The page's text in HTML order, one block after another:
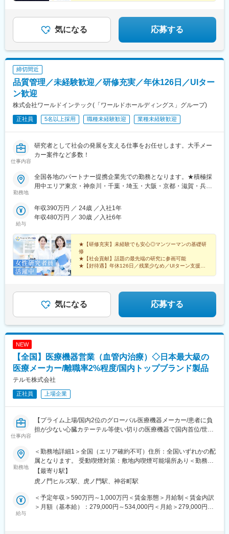
◎カジュアル面談も対応しています。お気軽にご相談く
ださい。
気になる 応募する
締切間近
品質管理／未経験歓迎／研修充実／年休126日／UIター
ン歓迎
株式会社ワールドインテック(「ワールドホールディングス」グループ)
正社員 5名以上採用 職種未経験歓迎 業種未経験歓迎
仕事内容
研究者として社会の発展を支える仕事をお任せします。大手メー
カー案件など多数！
勤務地
全国各地のパートナー提携企業先での勤務となります。★積極採
用中エリア東京・神奈川・千葉・埼玉・大阪・京都・滋賀・兵
プロジェクトを用意。※勤務地は希望を最大限考慮して決定しま
す。※U・Iターン歓迎！住宅補助あり（月6万7000円まで会社補
好きな場所で研究をしたい方も、ご希望をお聞かせください！詳
細は選考時にご案内いたします。【配属先企業の一例】中外製薬
株式会社中外製薬工業株式会社株式会社明治堺化学工業株式会社
日本化薬株式会社日東電工株式会社 豊橋事業所ニプロファーマ株
式会社 大舘工場株式会社カネカ株式会社DNPファインケミカル宇
都宮株式会社中外医科学研究所東邦チタニウム株式会社高田製薬
化学EMS株式会社株式会社エネコート 他
給与
年収390万円 ／ 24歳 ／入社1年
年収480万円 ／ 30歳 ／入社6年
★【研修充実】未経験でも安心◎マンツーマンの基礎研
修
★【社会貢献】話題の最先端の研究に参画可能
★【好待遇】年休126日／残業少なめ／UIターン支援充
気になる 応募する
NEW
【全国】医療機器営業（血管内治療）◇日本最大級の
医療メーカー/離職率2%程度/国内トップブランド製品
テルモ株式会社
正社員 上場企業
仕事内容
【プライム上場/国内2位のグローバル医療機器メーカー/患者に負
担が少ない心臓カテーテル等使い切りの医療機器で国内首位/世界
■メインミッション：
担当エリアの病院（主に医師）に対し、当社のインターベンショ
ナルシステムズ事業（血管内治療）にて扱っている製品を提案し
ていただきます。
製品の販売、サービスの提供を通じて医療現場の改題を解決する
ことで医療に貢献し、テルモブランドを育成することがミッショ
勤務地
＜勤務地詳細1＞全国（エリア確約不可）住所：全国いずれかの配
属となります。 受動喫煙対策：敷地内喫煙可能場所あり＜勤務地
詳細2＞虎ノ門ヒルズステーションタワー住所：東京都港区虎ノ門
２丁目６－１ 虎ノ門ヒルズ ステーションタワー 受動喫煙対策：
ートワーク含む）
【最寄り駅】
虎ノ門ヒルズ駅、虎ノ門駅、神谷町駅
給与
＜予定年収＞590万円～1,000万円＜賃金形態＞月給制＜賃金内訳
＞月額（基本給）：279,000円～534,000円＜月給＞279,000円～